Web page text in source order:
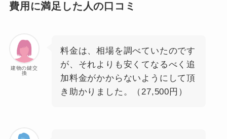
費用に満足した人の口コミ
建物の鍵交
換
料金は、相場を調べていたのです
が、それよりも安くてなるべく追
加料金がかからないようにして頂
き助かりました。（27,500円）